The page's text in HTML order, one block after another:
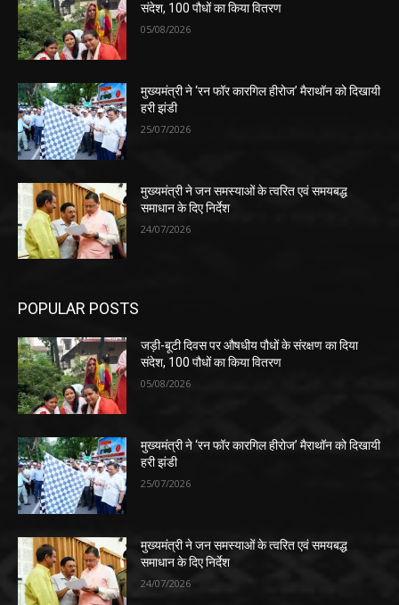
संदेश, 100 पौधों का किया वितरण
05/08/2026
मुख्यमंत्री ने ‘रन फॉर कारगिल हीरोज’ मैराथॉन को दिखायी
हरी झंडी
25/07/2026
मुख्यमंत्री ने जन समस्याओं के त्वरित एवं समयबद्ध
समाधान के दिए निर्देश
24/07/2026
POPULAR POSTS
जड़ी-बूटी दिवस पर औषधीय पौधों के संरक्षण का दिया
संदेश, 100 पौधों का किया वितरण
05/08/2026
मुख्यमंत्री ने ‘रन फॉर कारगिल हीरोज’ मैराथॉन को दिखायी
हरी झंडी
25/07/2026
मुख्यमंत्री ने जन समस्याओं के त्वरित एवं समयबद्ध
समाधान के दिए निर्देश
24/07/2026